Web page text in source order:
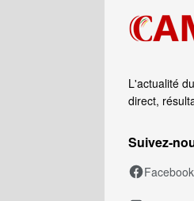
L'actualité
direct,
Facebook